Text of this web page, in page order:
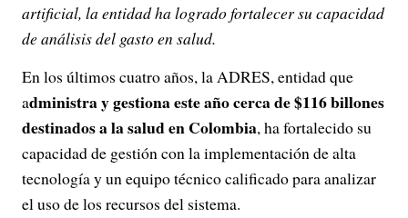
artificial, la entidad ha logrado fortalecer su capacidad
de análisis del gasto en salud.
En los últimos cuatro años, la ADRES, entidad que
administra y gestiona este año cerca de $116 billones
destinados a la salud en Colombia, ha fortalecido su
capacidad de gestión con la implementación de alta
tecnología y un equipo técnico calificado para analizar
el uso de los recursos del sistema.